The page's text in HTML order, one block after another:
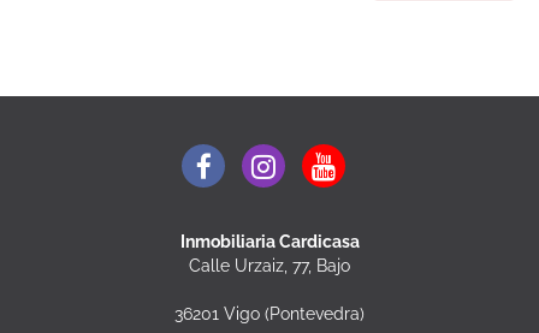
Inmobiliaria Cardicasa
Calle Urzaiz, 77, Bajo
36201 Vigo (Pontevedra)